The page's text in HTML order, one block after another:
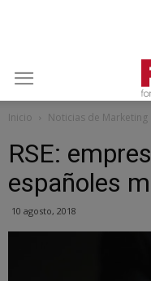
Inicio Noticias de Marketing
RSE:
españoles
10 agosto, 2018